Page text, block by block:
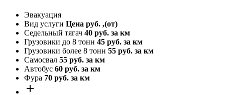
Эвакуация
Вид услуги Цена руб. ,(от)
Седельный тягач 40 руб. за км
Грузовики до 8 тонн 45 руб. за км
Грузовики более 8 тонн 55 руб. за км
Самосвал 55 руб. за км
Автобус 60 руб. за км
Фура 70 руб. за км
add